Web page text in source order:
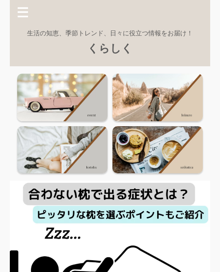
生活の知恵、季節トレンド、日々に役立つ情報をお届け！
くらしく